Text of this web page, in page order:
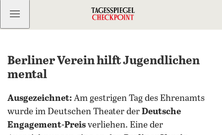
Kostenlos anmelden
Berliner Verein hilft Jugendlichen
mental
Ausgezeichnet: Am gestrigen Tag des Ehrenamts
wurde im Deutschen Theater der Deutsche
Engagement-Preis verliehen. Eine der